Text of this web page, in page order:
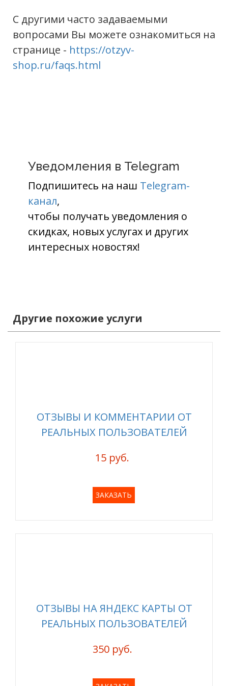
С другими часто задаваемыми
вопросами Вы можете ознакомиться на
странице - https://otzyv-
shop.ru/faqs.html
Уведомления в Telegram
Подпишитесь на наш Telegram-
канал,
чтобы получать уведомления о
скидках, новых услугах и других
интересных новостях!
Другие похожие услуги
ОТЗЫВЫ И КОММЕНТАРИИ ОТ
РЕАЛЬНЫХ ПОЛЬЗОВАТЕЛЕЙ
15 руб.
ЗАКАЗАТЬ
ОТЗЫВЫ НА ЯНДЕКС КАРТЫ ОТ
РЕАЛЬНЫХ ПОЛЬЗОВАТЕЛЕЙ
350 руб.